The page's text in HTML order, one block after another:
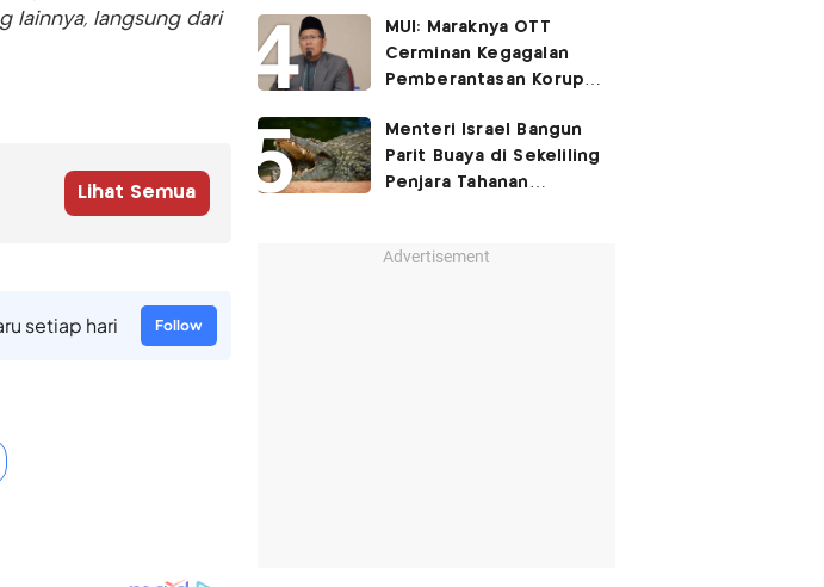
lainnya, langsung dari
Lihat Semua
setiap hari Follow
MUI: Maraknya OTT
Cerminan Kegagalan
Pemberantasan Korupsi
Menteri Israel Bangun
Parit Buaya di Sekeliling
Penjara Tahanan
Advertisement